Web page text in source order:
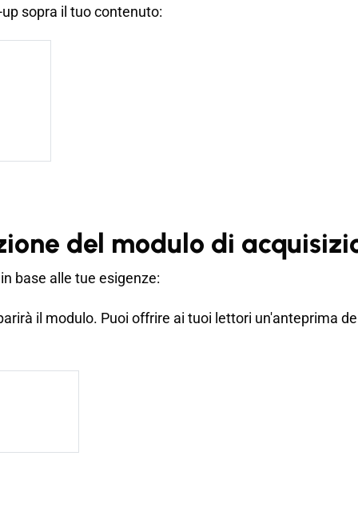
sopra il tuo contenuto:
del modulo di
base alle tue esigenze:
il modulo. Puoi offrire ai tuoi lettori un'anteprima